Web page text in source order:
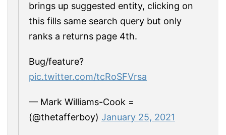
brings up suggested entity, clicking on
this fills same search query but only
ranks a returns page 4th.
Bug/feature?
pic.twitter.com/tcRoSFVrsa
— Mark Williams-Cook =
(@thetafferboy) January 25, 2021